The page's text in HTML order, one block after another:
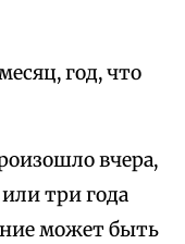
год, что
вчера,
три года
может быть